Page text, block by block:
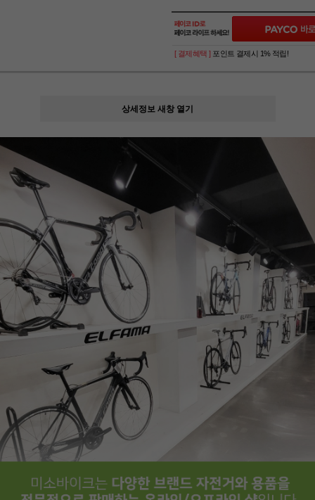
페이코 ID로
[ 결제혜택 ] 포인트 결제시 1% 적립!
상세정보 새창 열기